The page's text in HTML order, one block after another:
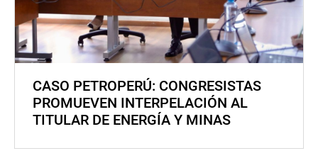
CASO PETROPERÚ: CONGRESISTAS
PROMUEVEN INTERPELACIÓN AL
TITULAR DE ENERGÍA Y MINAS